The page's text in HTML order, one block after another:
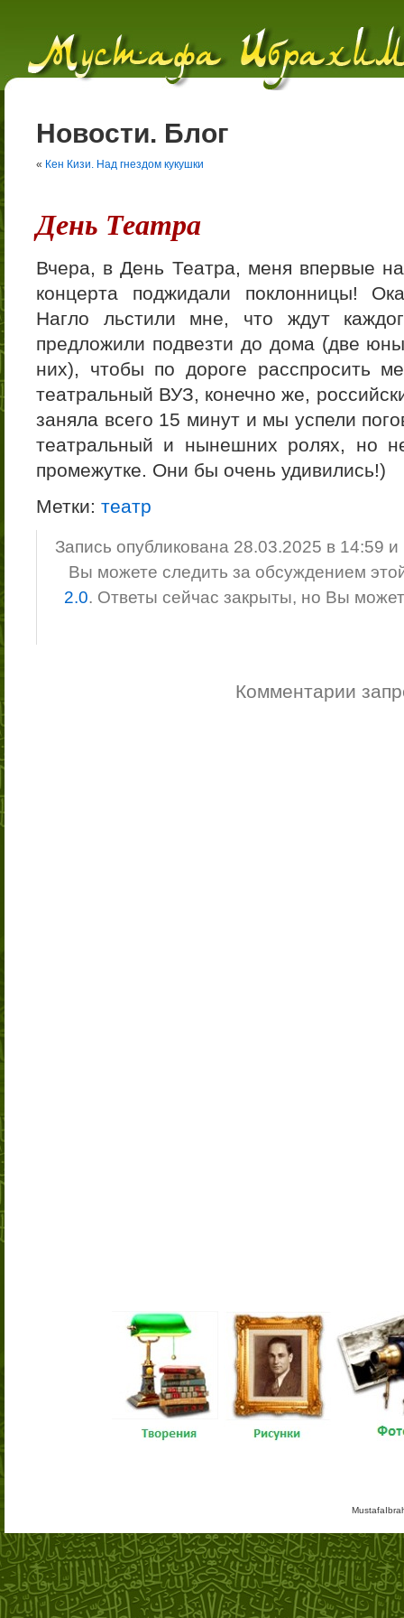
Новости. Блог
« Кен Кизи. Над гнездом кукушки
День Театра
Вчера, в День Театра, меня впервые
концерта поджидали поклонницы!
Нагло льстили мне, что ждут
предложили подвезти до дома (две
них), чтобы по дороге расспросить
театральный ВУЗ, конечно же,
заняла всего 15 минут и мы успели
театральный и нынешних ролях, но
промежутке. Они бы очень удивились!)
Метки: театр
Запись опубликована 28.03.2025 в 14:59
Вы можете следить за обсуждением
2.0. Ответы сейчас закрыты, но Вы
Комментарии